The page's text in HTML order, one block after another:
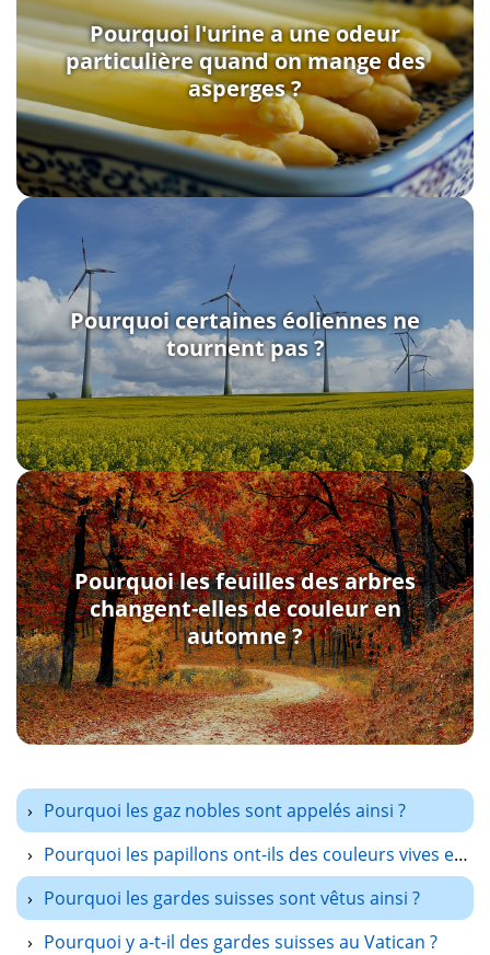
Pourquoi l'urine a une odeur
particulière quand on mange des
asperges ?
Pourquoi certaines éoliennes ne
tournent pas ?
Pourquoi les feuilles des arbres
changent-elles de couleur en
automne ?
Pourquoi les gaz nobles sont appelés ainsi ?
Pourquoi les papillons ont-ils des couleurs vives et variées ?
Pourquoi les gardes suisses sont vêtus ainsi ?
Pourquoi y a-t-il des gardes suisses au Vatican ?